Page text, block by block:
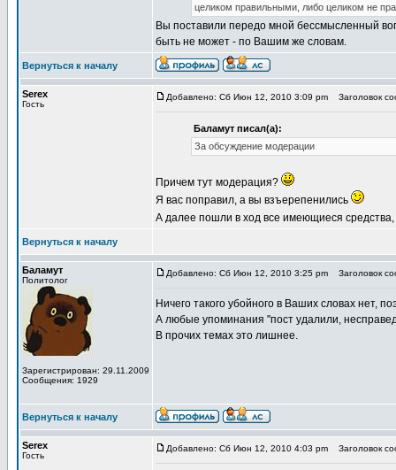
целиком правильными, либо целиком не
Вы поставили передо мной бессмысленный
быть не может - по Вашим же словам.
Вернуться к началу
Serex
Гость
Добавлено: Сб Июн 12, 2010 3:09 pm Заголовок
Баламут писал(а):
За обсуждение модерации
Причем тут модерация?
Я вас поправил, а вы взъерепенились
А далее пошли в ход все имеющиеся
Вернуться к началу
Баламут
Политолог
Зарегистрирован: 29.11.2009
Сообщения: 1929
Добавлено: Сб Июн 12, 2010 3:25 pm Заголовок
Ничего такого убойного в Ваших словах нет,
А любые упоминания "пост удалили,
В прочих темах это лишнее.
Вернуться к началу
Serex
Гость
Добавлено: Сб Июн 12, 2010 4:03 pm Заголовок